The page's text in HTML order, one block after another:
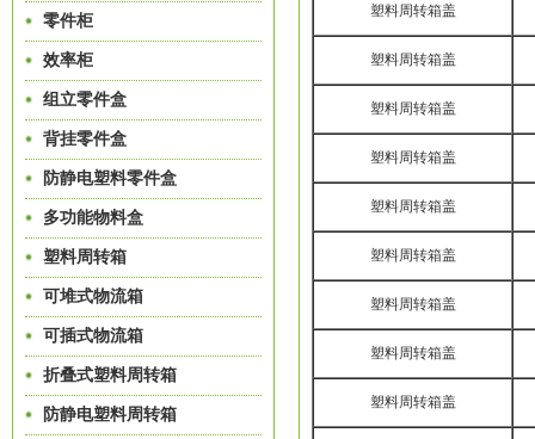
零件柜
效率柜
组立零件盒
背挂零件盒
防静电塑料零件盒
多功能物料盒
塑料周转箱
可堆式物流箱
可插式物流箱
折叠式塑料周转箱
防静电塑料周转箱
塑料周转箱盖
塑料周转箱盖
塑料周转箱盖
塑料周转箱盖
塑料周转箱盖
塑料周转箱盖
塑料周转箱盖
塑料周转箱盖
塑料周转箱盖